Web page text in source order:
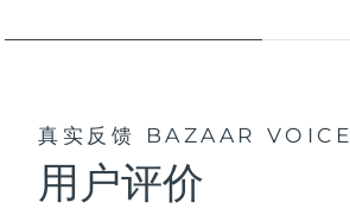
真实反馈 BAZAAR VOICE
用户评价